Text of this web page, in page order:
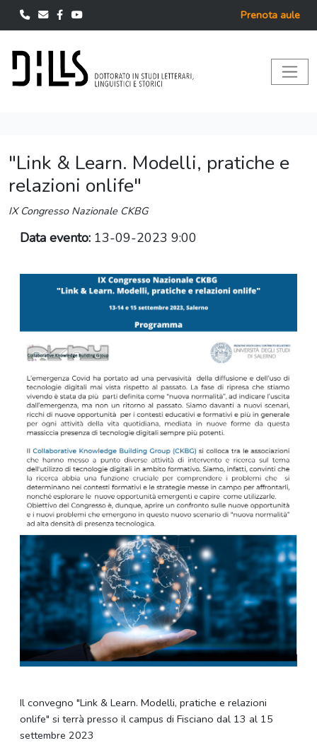
Prenota aule
"Link & Learn. Modelli, pratiche e
relazioni onlife"
IX Congresso Nazionale CKBG
Data evento: 13-09-2023 9:00
Il convegno "Link & Learn. Modelli, pratiche e relazioni
onlife" si terrà presso il campus di Fisciano dal 13 al 15
settembre 2023